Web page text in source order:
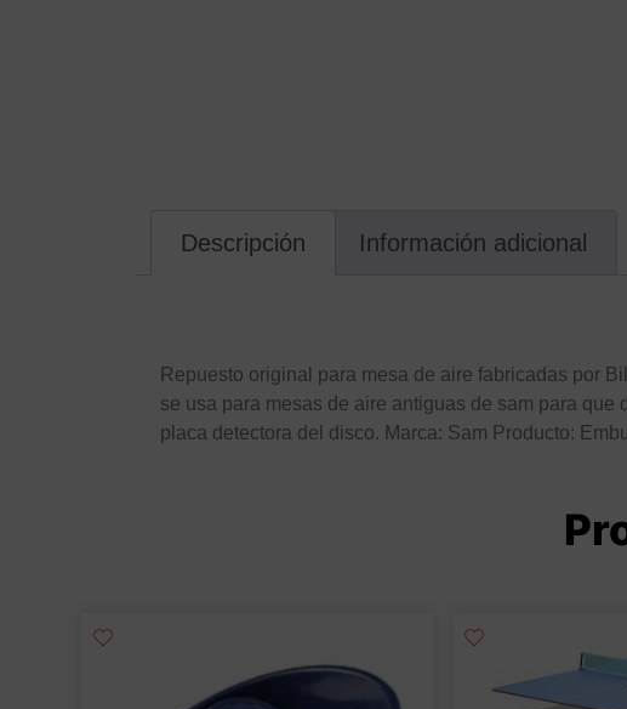
Descripción Información adicional
Repuesto original para mesa de aire fabricadas por
se usa para mesas de aire antiguas de sam para
placa detectora del disco. Marca: Sam Producto: